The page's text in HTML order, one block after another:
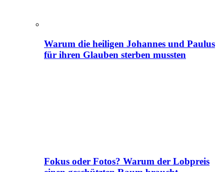
Warum die heiligen Johannes und Paulus
für ihren Glauben sterben mussten
Fokus oder Fotos? Warum der Lobpreis